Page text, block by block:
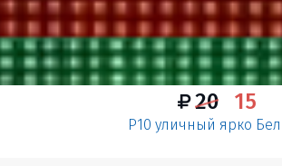
20 15
P10 уличный ярко